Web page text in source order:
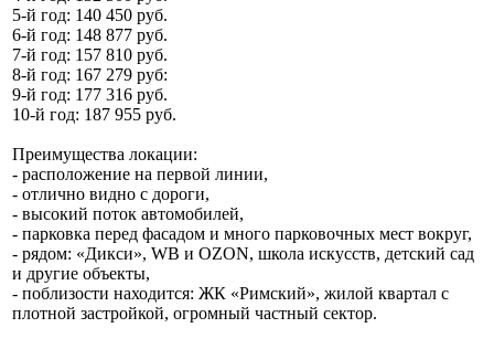
5-й год: 140 450 руб.
6-й год: 148 877 руб.
7-й год: 157 810 руб.
8-й год: 167 279 руб:
9-й год: 177 316 руб.
10-й год: 187 955 руб.
Преимущества локации:
- расположение на первой линии,
- отлично видно с дороги,
- высокий поток автомобилей,
- парковка перед фасадом и много парковочных мест вокруг,
- рядом: «Дикси», WB и OZON, школа искусств, детский сад
и другие объекты,
- поблизости находится: ЖК «Римский», жилой квартал с
плотной застройкой, огромный частный сектор.